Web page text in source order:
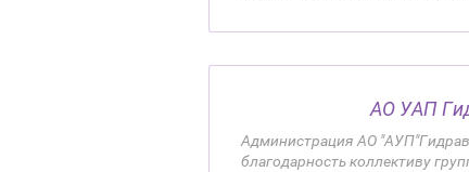
АО УАП
Администрация АО
благодарность коллективу